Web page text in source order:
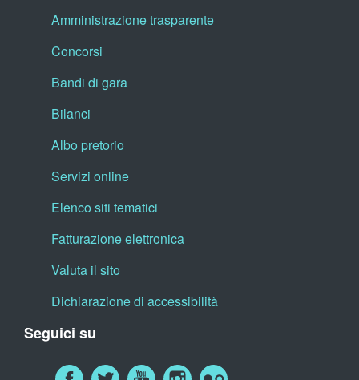
Amministrazione trasparente
Concorsi
Bandi di gara
Bilanci
Albo pretorio
Servizi online
Elenco siti tematici
Fatturazione elettronica
Valuta il sito
Dichiarazione di accessibilità
Seguici su